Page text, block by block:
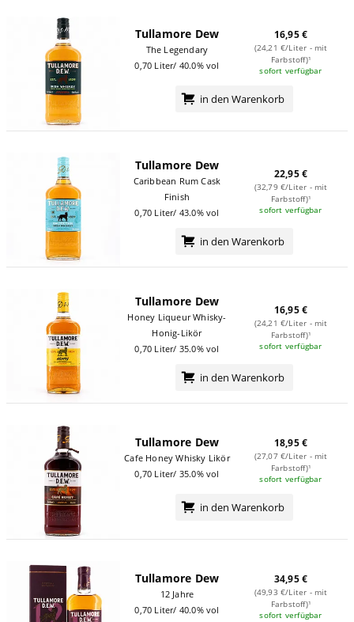
Tullamore Dew
The Legendary
0,70 Liter/ 40.0% vol
16,95 €
(24,21 €/Liter - mit
Farbstoff)¹
sofort verfügbar
in den Warenkorb
Tullamore Dew
Caribbean Rum Cask
Finish
0,70 Liter/ 43.0% vol
22,95 €
(32,79 €/Liter - mit
Farbstoff)¹
sofort verfügbar
in den Warenkorb
Tullamore Dew
Honey Liqueur Whisky-
Honig-Likör
0,70 Liter/ 35.0% vol
16,95 €
(24,21 €/Liter - mit
Farbstoff)¹
sofort verfügbar
in den Warenkorb
Tullamore Dew
Cafe Honey Whisky Likör
0,70 Liter/ 35.0% vol
18,95 €
(27,07 €/Liter - mit
Farbstoff)¹
sofort verfügbar
in den Warenkorb
Tullamore Dew
12 Jahre
0,70 Liter/ 40.0% vol
34,95 €
(49,93 €/Liter - mit
Farbstoff)¹
sofort verfügbar